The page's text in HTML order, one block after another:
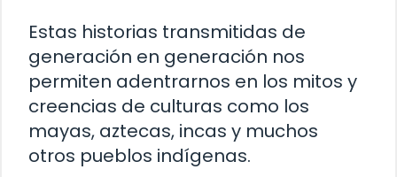
Estas historias transmitidas de
generación en generación nos
permiten adentrarnos en los mitos y
creencias de culturas como los
mayas, aztecas, incas y muchos
otros pueblos indígenas.